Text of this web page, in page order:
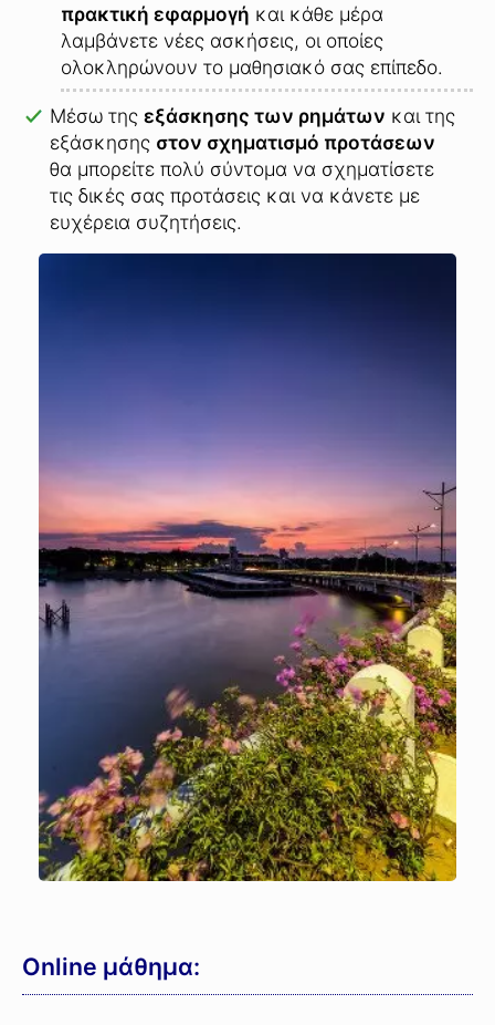
πρακτική εφαρμογή και κάθε μέρα
λαμβάνετε νέες ασκήσεις, οι οποίες
ολοκληρώνουν το μαθησιακό σας επίπεδο.
Μέσω της εξάσκησης των ρημάτων και της
εξάσκησης στον σχηματισμό προτάσεων
θα μπορείτε πολύ σύντομα να σχηματίσετε
τις δικές σας προτάσεις και να κάνετε με
ευχέρεια συζητήσεις.
Online μάθημα: